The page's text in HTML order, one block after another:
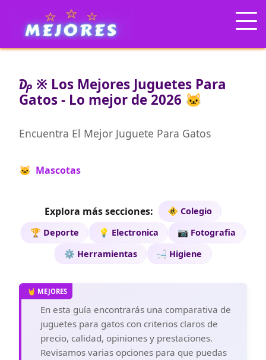
₯ ※ Los Mejores Juguetes Para
Gatos - Lo mejor de 2026 🐱
Encuentra El Mejor Juguete Para Gatos
🐱 Mascotas
Explora más secciones:
🚸 Colegio
🏆 Deporte
💡 Electronica
📷 Fotografia
⚙️ Herramientas
🛁 Higiene
En esta guía encontrarás una comparativa de
juguetes para gatos con criterios claros de
precio, calidad, opiniones y prestaciones.
Revisamos varias opciones para que puedas